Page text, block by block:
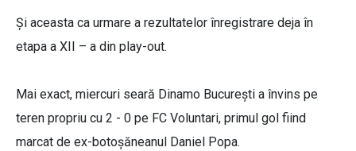
Şi aceasta ca urmare a rezultatelor înregistrare deja în
etapa a XII – a din play-out.
Mai exact, miercuri seară Dinamo Bucureşti a învins pe
teren propriu cu 2 - 0 pe FC Voluntari, primul gol fiind
marcat de ex-botoşăneanul Daniel Popa.